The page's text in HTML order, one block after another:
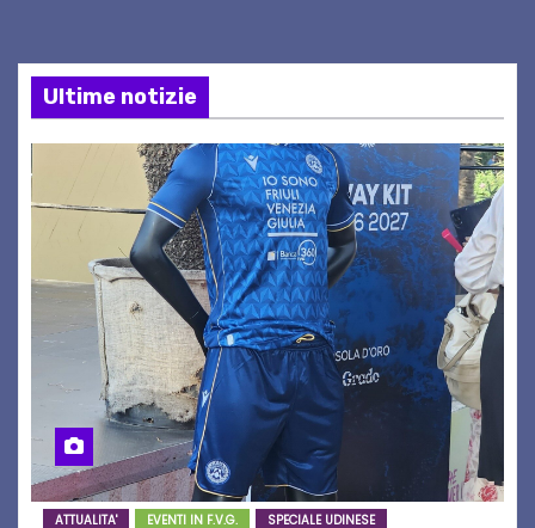
Ultime notizie
ATTUALITA' EVENTI IN F.V.G. SPECIALE UDINESE